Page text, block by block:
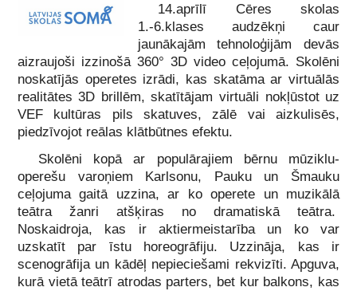
14.aprīlī Cēres skolas
1.-6.klases audzēkņi caur
jaunākajām tehnoloģijām devās
aizraujoši izzinošā 360° 3D video ceļojumā. Skolēni
noskatījās operetes izrādi, kas skatāma ar virtuālās
realitātes 3D brillēm, skatītājam virtuāli nokļūstot uz
VEF kultūras pils skatuves, zālē vai aizkulisēs,
piedzīvojot reālas klātbūtnes efektu.
Skolēni kopā ar populārajiem bērnu mūziklu-
operešu varoņiem Karlsonu, Pauku un Šmauku
ceļojuma gaitā uzzina, ar ko operete un muzikālā
teātra žanri atšķiras no dramatiskā teātra.
Noskaidroja, kas ir aktiermeistarība un ko var
uzskatīt par īstu horeogrāfiju. Uzzināja, kas ir
scenogrāfija un kādēļ nepieciešami rekvizīti. Apguva,
kurā vietā teātrī atrodas parters, bet kur balkons, kas